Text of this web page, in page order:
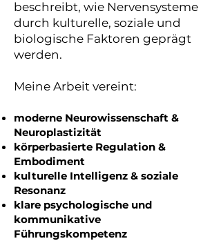
beschreibt, wie Nervensysteme
durch kulturelle, soziale und
biologische Faktoren geprägt
werden.
Meine Arbeit vereint:
moderne Neurowissenschaft &
Neuroplastizität
körperbasierte Regulation &
Embodiment
kulturelle Intelligenz & soziale
Resonanz
klare psychologische und
kommunikative
Führungskompetenz